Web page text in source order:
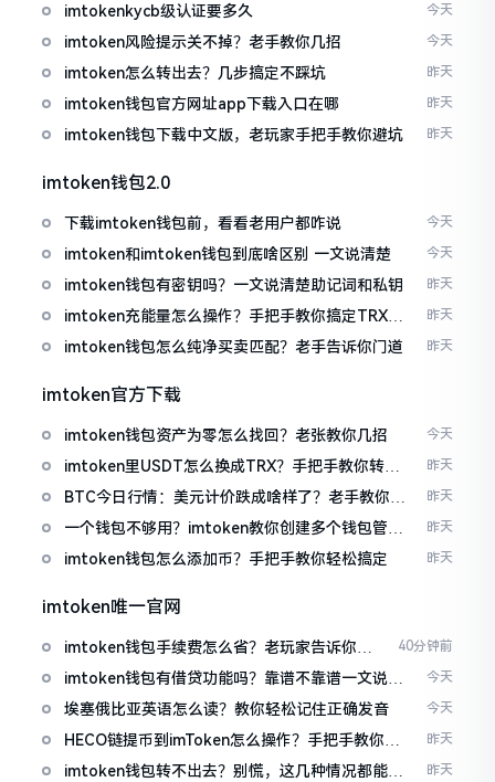
imtokenkycb级认证要多久 今天
imtoken风险提示关不掉？老手教你几招 今天
imtoken怎么转出去？几步搞定不踩坑 昨天
imtoken钱包官方网址app下载入口在哪 昨天
imtoken钱包下载中文版，老玩家手把手教你避坑 昨天
imtoken钱包2.0
下载imtoken钱包前，看看老用户都咋说 今天
imtoken和imtoken钱包到底啥区别 一文说清楚 今天
imtoken钱包有密钥吗？一文说清楚助记词和私钥 昨天
imtoken充能量怎么操作？手把手教你搞定TRX手
续费
昨天
imtoken钱包怎么纯净买卖匹配？老手告诉你门道 昨天
imtoken官方下载
imtoken钱包资产为零怎么找回？老张教你几招 今天
imtoken里USDT怎么换成TRX？手把手教你转成
波场币
昨天
BTC今日行情：美元计价跌成啥样了？老手教你咋
昨天
一个钱包不够用？imtoken教你创建多个钱包管理
资产
昨天
imtoken钱包怎么添加币？手把手教你轻松搞定 昨天
imtoken唯一官网
imtoken钱包手续费怎么省？老玩家告诉你几
个实在招
40分钟前
imtoken钱包有借贷功能吗？靠谱不靠谱一文说清
楚
今天
埃塞俄比亚英语怎么读？教你轻松记住正确发音 今天
HECO链提币到imToken怎么操作？手把手教你轻
松完成转账
昨天
imtoken钱包转不出去？别慌，这几种情况都能解
昨天